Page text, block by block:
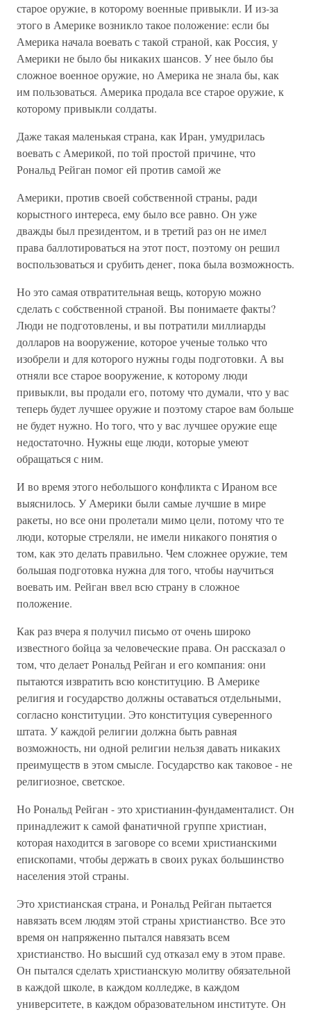
старое оружие, в которому военные привыкли. И из-за
этого в Америке возникло такое положение: если бы
Америка начала воевать с такой страной, как Россия, у
Америки не было бы никаких шансов. У нее было бы
сложное военное оружие, но Америка не знала бы, как
им пользоваться. Америка продала все старое оружие, к
которому привыкли солдаты.
Даже такая маленькая страна, как Иран, умудрилась
воевать с Америкой, по той простой причине, что
Рональд Рейган помог ей против самой же
Америки, против своей собственной страны, ради
корыстного интереса, ему было все равно. Он уже
дважды был президентом, и в третий раз он не имел
права баллотироваться на этот пост, поэтому он решил
воспользоваться и срубить денег, пока была возможность.
Но это самая отвратительная вещь, которую можно
сделать с собственной страной. Вы понимаете факты?
Люди не подготовлены, и вы потратили миллиарды
долларов на вооружение, которое ученые только что
изобрели и для которого нужны годы подготовки. А вы
отняли все старое вооружение, к которому люди
привыкли, вы продали его, потому что думали, что у вас
теперь будет лучшее оружие и поэтому старое вам больше
не будет нужно. Но того, что у вас лучшее оружие еще
недостаточно. Нужны еще люди, которые умеют
обращаться с ним.
И во время этого небольшого конфликта с Ираном все
выяснилось. У Америки были самые лучшие в мире
ракеты, но все они пролетали мимо цели, потому что те
люди, которые стреляли, не имели никакого понятия о
том, как это делать правильно. Чем сложнее оружие, тем
большая подготовка нужна для того, чтобы научиться
воевать им. Рейган ввел всю страну в сложное
положение.
Как раз вчера я получил письмо от очень широко
известного бойца за человеческие права. Он рассказал о
том, что делает Рональд Рейган и его компания: они
пытаются извратить всю конституцию. В Америке
религия и государство должны оставаться отдельными,
согласно конституции. Это конституция суверенного
штата. У каждой религии должна быть равная
возможность, ни одной религии нельзя давать никаких
преимуществ в этом смысле. Государство как таковое - не
религиозное, светское.
Но Рональд Рейган - это христианин-фундаменталист. Он
принадлежит к самой фанатичной группе христиан,
которая находится в заговоре со всеми христианскими
епископами, чтобы держать в своих руках большинство
населения этой страны.
Это христианская страна, и Рональд Рейган пытается
навязать всем людям этой страны христианство. Все это
время он напряженно пытался навязать всем
христианство. Но высший суд отказал ему в этом праве.
Он пытался сделать христианскую молитву обязательной
в каждой школе, в каждом колледже, в каждом
университете, в каждом образовательном институте. Он